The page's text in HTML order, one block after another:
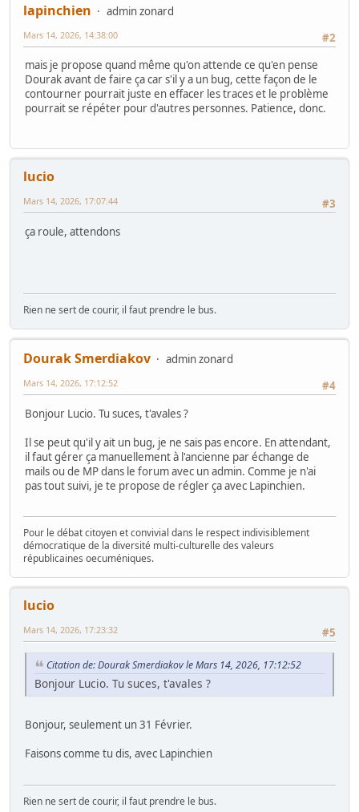
lapinchien
admin zonard
#2
Mars 14, 2026, 14:38:00
mais je propose quand même qu'on attende ce qu'en pense
Dourak avant de faire ça car s'il y a un bug, cette façon de le
contourner pourrait juste en effacer les traces et le problème
pourrait se répéter pour d'autres personnes. Patience, donc.
lucio
#3
Mars 14, 2026, 17:07:44
ça roule, attendons
Rien ne sert de courir, il faut prendre le bus.
Dourak Smerdiakov
admin zonard
#4
Mars 14, 2026, 17:12:52
Bonjour Lucio. Tu suces, t'avales ?
Il se peut qu'il y ait un bug, je ne sais pas encore. En attendant,
il faut gérer ça manuellement à l'ancienne par échange de
mails ou de MP dans le forum avec un admin. Comme je n'ai
pas tout suivi, je te propose de régler ça avec Lapinchien.
Pour le débat citoyen et convivial dans le respect indivisiblement
démocratique de la diversité multi-culturelle des valeurs
républicaines oecuméniques.
lucio
#5
Mars 14, 2026, 17:23:32
Citation de: Dourak Smerdiakov le Mars 14, 2026, 17:12:52
Bonjour Lucio. Tu suces, t'avales ?
Bonjour, seulement un 31 Février.
Faisons comme tu dis, avec Lapinchien
Rien ne sert de courir, il faut prendre le bus.